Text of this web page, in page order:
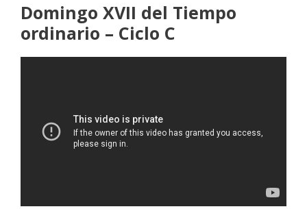
Domingo XVII del Tiempo
ordinario – Ciclo C